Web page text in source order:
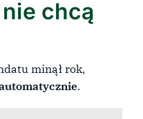
chcą
minął rok,
.